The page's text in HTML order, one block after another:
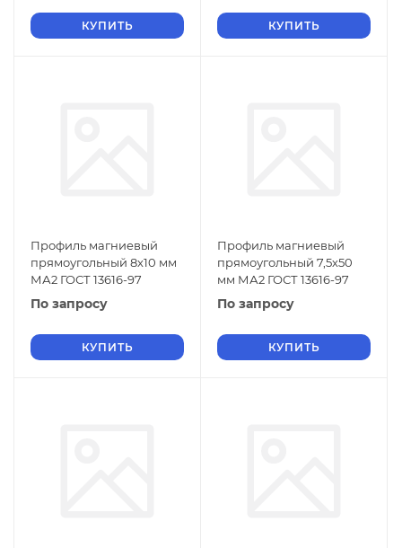
КУПИТЬ КУПИТЬ
Профиль магниевый
прямоугольный 8х10 мм
МА2 ГОСТ 13616-97
По запросу
КУПИТЬ
Профиль магниевый
прямоугольный 7,5х50
мм МА2 ГОСТ 13616-97
По запросу
КУПИТЬ